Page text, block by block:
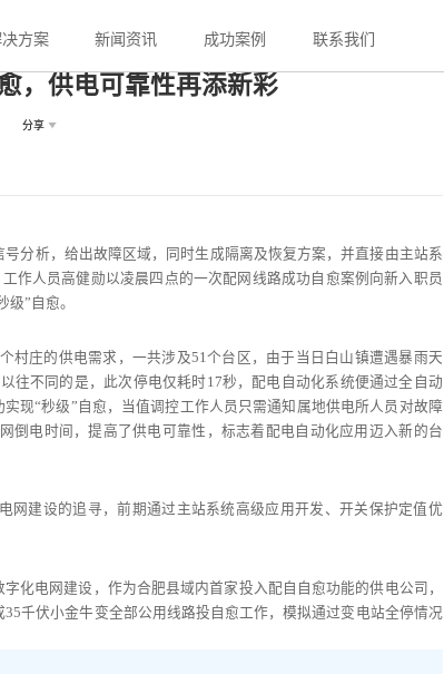
方案 新闻资讯 成功案例 联系我们
，供电可靠性再添新彩
分享
分析，给出故障区域，同时生成隔离及恢复方案，并直接由主站系
作人员高健勋以凌晨四点的一次配网线路成功自愈案例向新入职员
”自愈。
村庄的供电需求，一共涉及51个台区，由于当日白山镇遭遇暴雨天
往不同的是，此次停电仅耗时17秒，配电自动化系统便通过全自动
现“秒级”自愈，当值调控工作人员只需通知属地供电所人员对故障
倒电时间，提高了供电可靠性，标志着配电自动化应用迈入新的台
网建设的追寻，前期通过主站系统高级应用开发、开关保护定值优
化电网建设，作为合肥县域内首家投入配自自愈功能的供电公司，
千伏小金牛变全部公用线路投自愈工作，模拟通过变电站全停情况